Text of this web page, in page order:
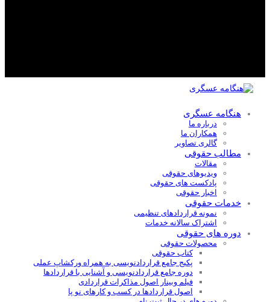
هنگامه عسگری
درباره ما
همکاران ما
گالری تصاویر
مطالب حقوقی
مقالات
ویدیوهای حقوقی
پادکست های حقوقی
اخبار حقوقی
خدمات حقوقی
نمونه قراردادهای تنظیمی
اشتراک سالانه خدمات
دوره های حقوقی
محصولات حقوقی
کتاب حقوقی
پکیج جامع قراردادنویسی به همراه ورکشاپ عملی
دوره جامع قراردادنويسی و آشنايی با قراردادها
فیلم وبینار اصول مذاکرات قراردادی
اصول قراردادها در کسب و کارهای نو پا